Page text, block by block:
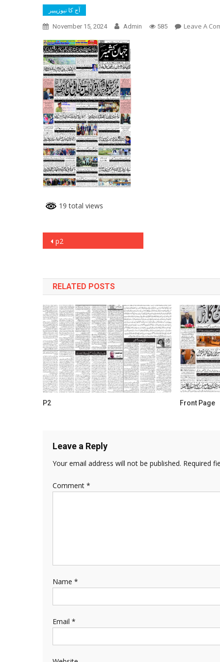
آج کا نیوزپیپر
November 15, 2024 Admin 585 Leave A
19 total views
Post
p2
RELATED POSTS
P2 Front Page
Leave a Reply
Your email address will not be published. Required
Comment *
Name *
Email *